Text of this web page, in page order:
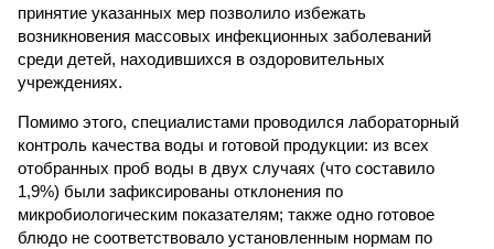
принятие указанных мер позволило избежать
возникновения массовых инфекционных заболеваний
среди детей, находившихся в оздоровительных
учреждениях.
Помимо этого, специалистами проводился лабораторный
контроль качества воды и готовой продукции: из всех
отобранных проб воды в двух случаях (что составило
1,9%) были зафиксированы отклонения по
микробиологическим показателям; также одно готовое
блюдо не соответствовало установленным нормам по